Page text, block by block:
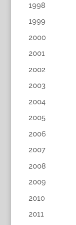
1998
1999
2000
2001
2002
2003
2004
2005
2006
2007
2008
2009
2010
2011